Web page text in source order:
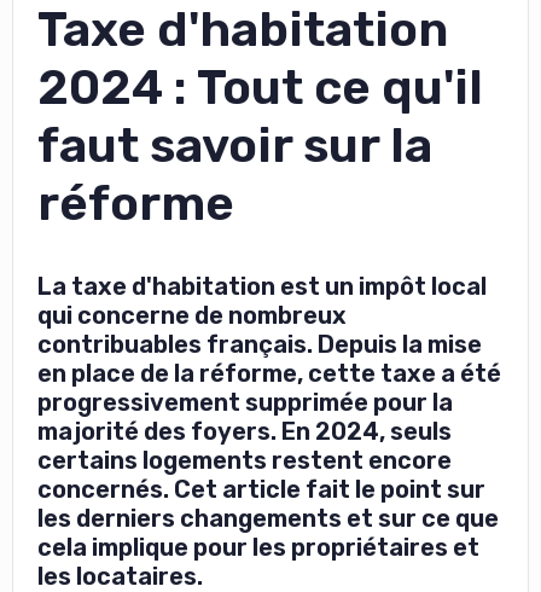
Taxe d'habitation
2024 : Tout ce qu'il
faut savoir sur la
réforme
La taxe d'habitation est un impôt local
qui concerne de nombreux
contribuables français. Depuis la mise
en place de la réforme, cette taxe a été
progressivement supprimée pour la
majorité des foyers. En 2024, seuls
certains logements restent encore
concernés. Cet article fait le point sur
les derniers changements et sur ce que
cela implique pour les propriétaires et
les locataires.